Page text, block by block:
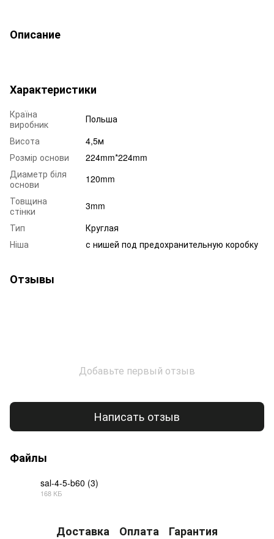
Описание
Характеристики
Країна
виробник
Польша
Висота
4,5м
Розмір основи
224mm*224mm
Диаметр біля
основи
120mm
Товщина
стінки
3mm
Тип
Круглая
Ніша
с нишей под предохранительную коробку
Отзывы
Добавьте первый отзыв
Написать отзыв
Файлы
sal-4-5-b60 (3)
168 КБ
Доставка Оплата Гарантия